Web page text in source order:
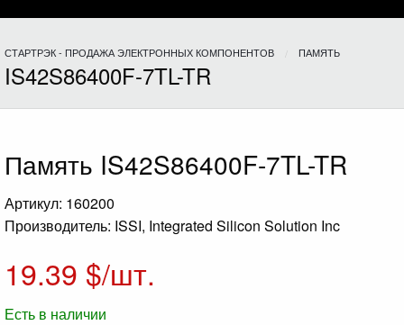
СТАРТРЭК - ПРОДАЖА ЭЛЕКТРОННЫХ КОМПОНЕНТОВ ПАМЯТЬ
IS42S86400F-7TL-TR
Память IS42S86400F-7TL-TR
Артикул: 160200
Производитель: ISSI, Integrated Silicon Solution Inc
19.39 $/шт.
Есть в наличии